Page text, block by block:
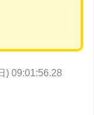
) 09:01:56.28